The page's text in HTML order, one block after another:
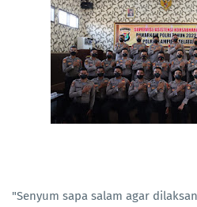
"Senyum sapa salam agar